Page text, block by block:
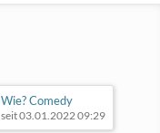
Wie? Comedy
seit 03.01.2022 09:29